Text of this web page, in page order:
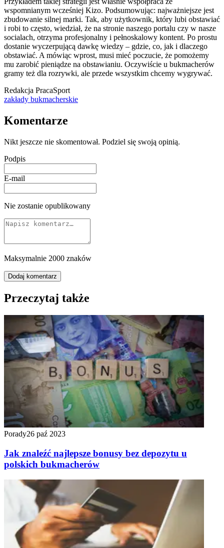
wspomnianym wcześniej Kizo. Podsumowując: najważniejsze jest
zbudowanie silnej marki. Tak, aby użytkownik, który lubi obstawiać
i robi to często, wiedział, że na stronie naszego portalu czy w nasze
socialach, otrzyma profesjonalny i pełnoskalowy kontent. Po prostu
dostanie wyczerpującą dawkę wiedzy – gdzie, co, jak i dlaczego
obstawiać. A mówiąc wprost, musi mieć poczucie, że pomożemy
mu zarobić pieniądze na obstawianiu. Oczywiście u bukmacherów
gramy też dla rozrywki, ale przede wszystkim chcemy wygrywać.
Redakcja PracaSport
zakłady bukmacherskie
Komentarze
Nikt jeszcze nie skomentował. Podziel się swoją opinią.
Podpis
E-mail
Nie zostanie opublikowany
Maksymalnie 2000 znaków
Dodaj komentarz
Przeczytaj także
Porady26 paź 2023
Jak znaleźć najlepsze bonusy bez depozytu u
polskich bukmacherów